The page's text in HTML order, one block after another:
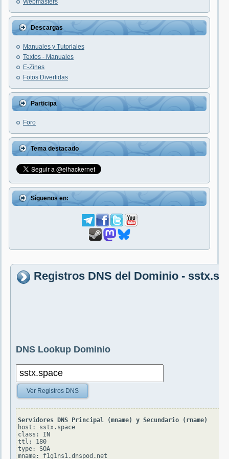
Webmasters
Descargas
Manuales y Tutoriales
Textos - Manuales
E-Zines
Fotos Divertidas
Participa
Foro
Tema destacado
Síguenos en:
Registros DNS del Dominio -
DNS Lookup Dominio
Ver Registros DNS
Servidores DNS Principal (mname) y Secundario (rname)
host: sstx.space
class: IN
ttl: 180
type: SOA
mname: f1g1ns1.dnspod.net